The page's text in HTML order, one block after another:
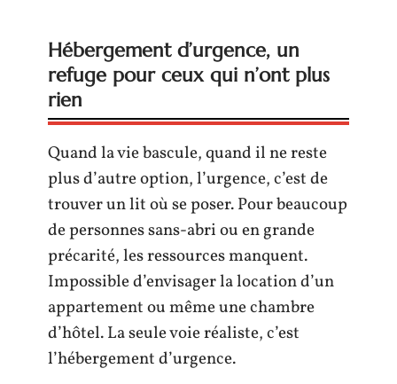
Hébergement d’urgence, un
refuge pour ceux qui n’ont plus
rien
Quand la vie bascule, quand il ne reste
plus d’autre option, l’urgence, c’est de
trouver un lit où se poser. Pour beaucoup
de personnes sans-abri ou en grande
précarité, les ressources manquent.
Impossible d’envisager la location d’un
appartement ou même une chambre
d’hôtel. La seule voie réaliste, c’est
l’hébergement d’urgence.